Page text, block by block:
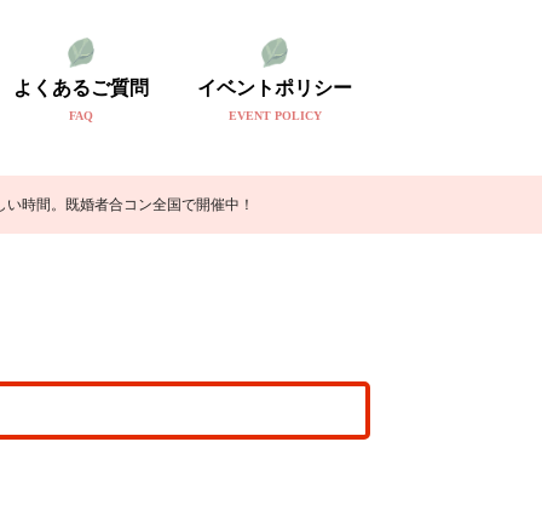
よくあるご質問
FAQ
イベントポリシー
EVENT POLICY
時間。既婚者合コン全国で開催中！